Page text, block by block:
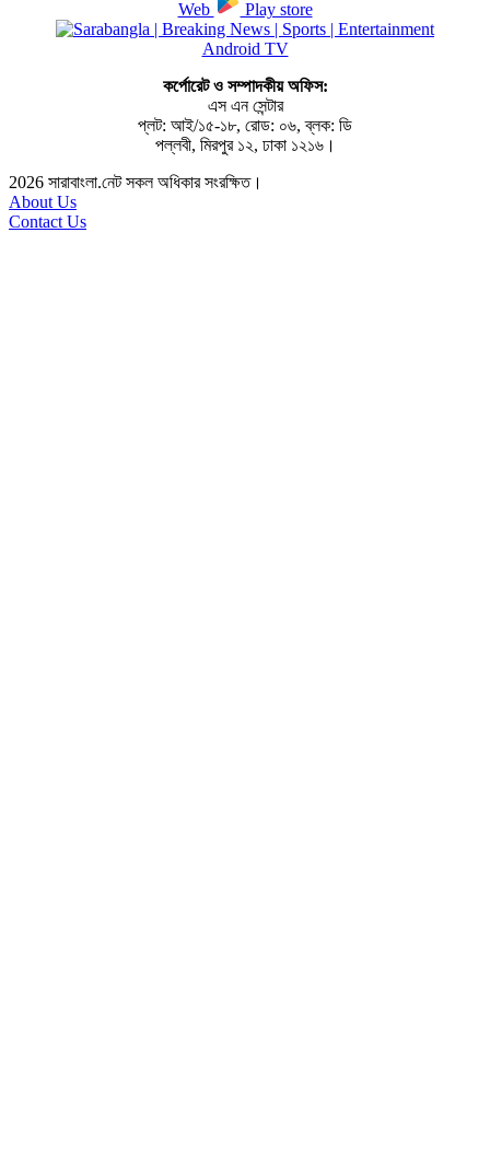
Web Play store
Android TV
কর্পোরেট ও সম্পাদকীয় অফিস:
এস এন সেন্টার
প্লট: আই/১৫-১৮, রোড: ০৬, ব্লক: ডি
পল্লবী, মিরপুর ১২, ঢাকা ১২১৬।
2026 সারাবাংলা.নেট সকল অধিকার সংরক্ষিত।
About Us
Contact Us